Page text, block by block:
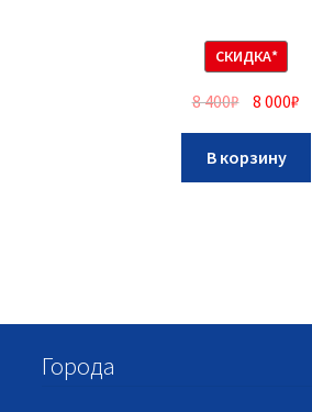
СКИДКА*
8 400₽ 8 000₽
В корзину
Города